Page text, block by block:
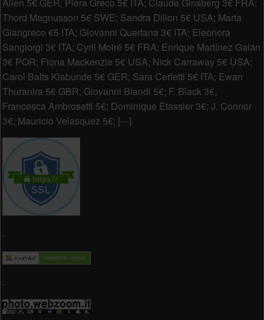
Thord Magnusson 5€ SWE; Sandra Dillon 5€ USA; Marta
Giangreco €5 ITA; Giovanni Quartana 3€ ITA; Eleonora
Sangiorgi 3€ ITA; Cyril Moiré 5€ FRA; Enrique Martínez Galán
3€ POR; Fiona Mackenzie 5€ USA; Nick Carraway 5€ USA;
Carol Balts Klabunde 5€ GER; Sara Cerletti 5€ ITA; Ewan
Thuranira 5€ GBR; Giovanni Blandi 5€; F. Black 3€,
Francesca Ambrosetti 5€; Dominique Etassier 3€; J. Connor
3€; Mauricio Velasquez 5€; [---]
.
.